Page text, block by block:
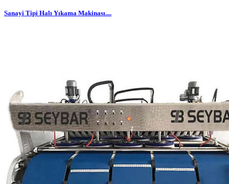
Sanayi Tipi Halı Yıkama Makinası....